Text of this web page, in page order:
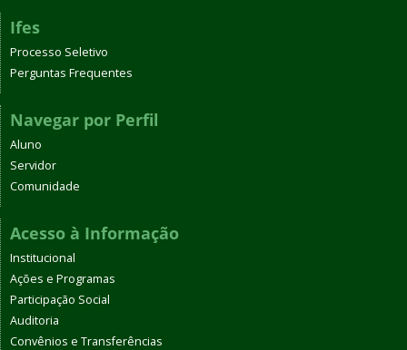
Ifes
Processo Seletivo
Perguntas Frequentes
Navegar por Perfil
Aluno
Servidor
Comunidade
Acesso à Informação
Institucional
Ações e Programas
Participação Social
Auditoria
Convênios e Transferências